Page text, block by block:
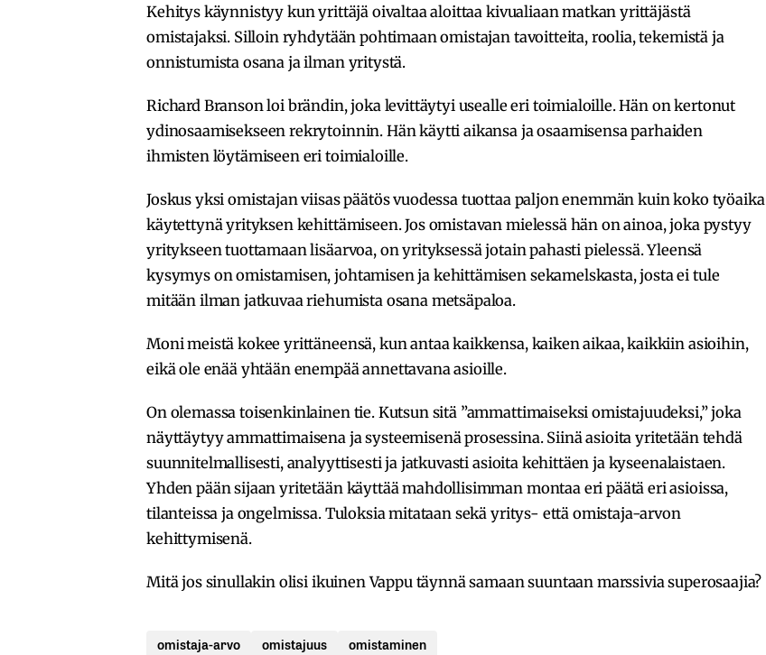
Kehitys käynnistyy kun yrittäjä oivaltaa aloittaa kivualiaan matkan yrittäjästä
omistajaksi. Silloin ryhdytään pohtimaan omistajan tavoitteita, roolia, tekemistä ja
onnistumista osana ja ilman yritystä.
Richard Branson loi brändin, joka levittäytyi usealle eri toimialoille. Hän on kertonut
ydinosaamisekseen rekrytoinnin. Hän käytti aikansa ja osaamisensa parhaiden
ihmisten löytämiseen eri toimialoille.
Joskus yksi omistajan viisas päätös vuodessa tuottaa paljon enemmän kuin koko työaika
käytettynä yrityksen kehittämiseen. Jos omistavan mielessä hän on ainoa, joka pystyy
yritykseen tuottamaan lisäarvoa, on yrityksessä jotain pahasti pielessä. Yleensä
kysymys on omistamisen, johtamisen ja kehittämisen sekamelskasta, josta ei tule
mitään ilman jatkuvaa riehumista osana metsäpaloa.
Moni meistä kokee yrittäneensä, kun antaa kaikkensa, kaiken aikaa, kaikkiin asioihin,
eikä ole enää yhtään enempää annettavana asioille.
On olemassa toisenkinlainen tie. Kutsun sitä ”ammattimaiseksi omistajuudeksi,” joka
näyttäytyy ammattimaisena ja systeemisenä prosessina. Siinä asioita yritetään tehdä
suunnitelmallisesti, analyyttisesti ja jatkuvasti asioita kehittäen ja kyseenalaistaen.
Yhden pään sijaan yritetään käyttää mahdollisimman montaa eri päätä eri asioissa,
tilanteissa ja ongelmissa. Tuloksia mitataan sekä yritys- että omistaja-arvon
kehittymisenä.
Mitä jos sinullakin olisi ikuinen Vappu täynnä samaan suuntaan marssivia superosaajia?
omistaja-arvo omistajuus omistaminen